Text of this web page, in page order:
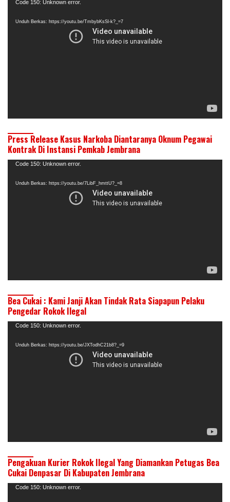
Pemutar
Code 150: Unknown error.
Unduh Berkas: https://youtu.be/TmbybKsSl-k?_=7
Press Release Kasus Narkoba Diantaranya Oknum Pegawai
Kontrak Di Instansi Pemkab Jembrana
Pemutar
Code 150: Unknown error.
Unduh Berkas: https://youtu.be/7LibF_hmttU?_=8
Bea Cukai : Kami Janji Akan Tindak Rata Siapapun Pelaku
Pengedar Rokok Ilegal
Pemutar
Code 150: Unknown error.
Unduh Berkas: https://youtu.be/JXTodhC21b8?_=9
Pengakuan Kurier Rokok Ilegal Yang Diamankan Petugas Bea
Cukai Denpasar Di Kabupaten Jembrana
Pemutar
Code 150: Unknown error.